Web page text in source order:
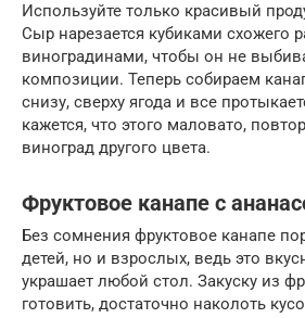
Используйте только красивый
Сыр нарезается кубиками схожего
виноградинами, чтобы он не
композиции. Теперь собираем
снизу, сверху ягода и все
кажется, что этого маловато,
виноград другого цвета.
Фруктовое канапе с
Без сомнения фруктовое канапе
детей, но и взрослых, ведь это
украшает любой стол. Закуску из
готовить, достаточно наколоть